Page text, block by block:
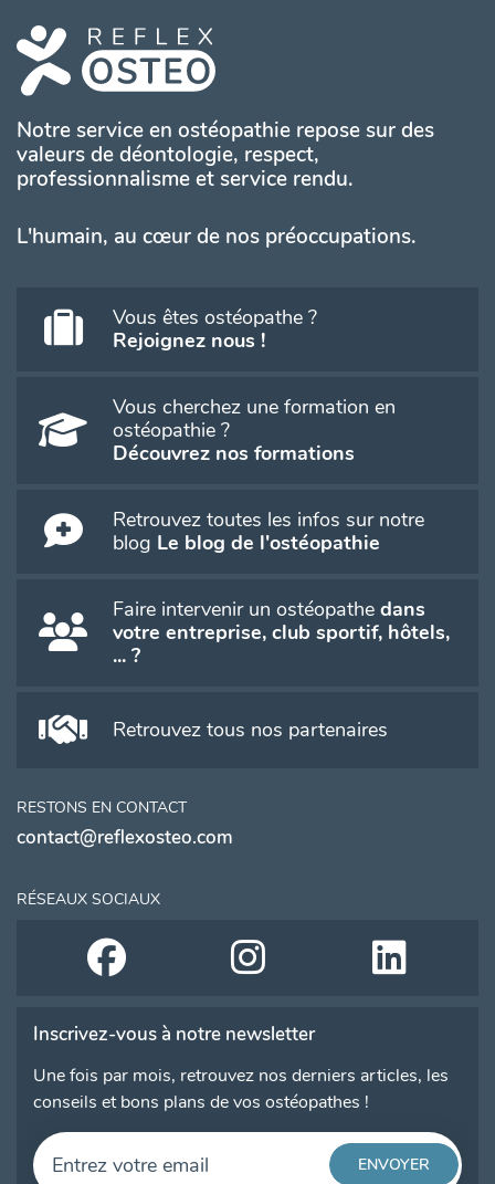
Notre service en ostéopathie repose sur des
valeurs de déontologie, respect,
professionnalisme et service rendu.
L'humain, au cœur de nos préoccupations.
Vous êtes ostéopathe ?
Rejoignez nous !
Vous cherchez une formation en
ostéopathie ?
Découvrez nos formations
Retrouvez toutes les infos sur notre
blog Le blog de l'ostéopathie
Faire intervenir un ostéopathe dans
votre entreprise, club sportif, hôtels,
... ?
Retrouvez tous nos partenaires
RESTONS EN CONTACT
contact@reflexosteo.com
RÉSEAUX SOCIAUX
Inscrivez-vous à notre newsletter
Une fois par mois, retrouvez nos derniers articles, les
conseils et bons plans de vos ostéopathes !